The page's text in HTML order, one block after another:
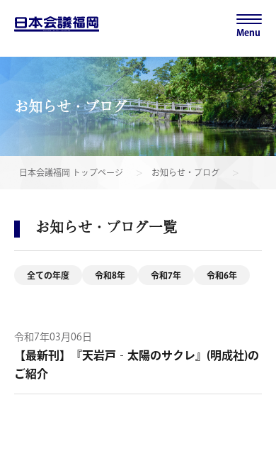
Menu
お知らせ・ブログ
日本会議福岡 トップページ お知らせ・ブログ
お知らせ・ブログ一覧
全ての年度 令和8年 令和7年 令和6年
令和7年03月06日
【最新刊】『天岩戸‐太陽のサクレ』(明成社)の
ご紹介